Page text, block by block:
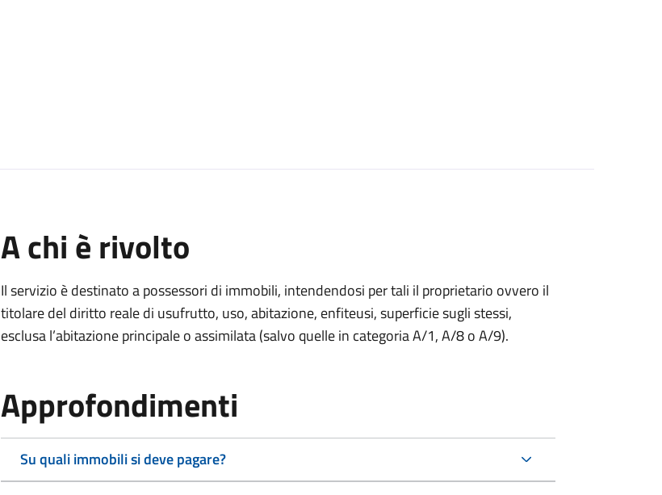
A chi è rivolto
Il servizio è destinato apossessori di immobili, intendendosi per tali il proprietario ovvero il
titolare del diritto reale di usufrutto, uso, abitazione, enfiteusi, superficie sugli stessi,
esclusa l’abitazione principale o assimilata (salvo quelle in categoria A/1, A/8 o A/9).
Approfondimenti
Su quali immobili si deve pagare?